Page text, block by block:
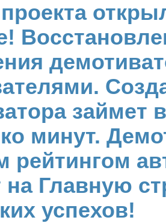
займет
минут.
рейтингом
на Главную
успехов!